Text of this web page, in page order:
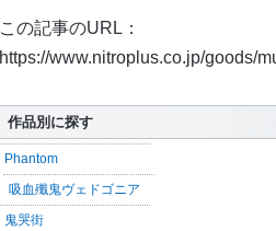
この記事のURL：
https://www.nitroplus.co.jp/goods/
作品別に探す
Phantom
吸血殲鬼ヴェドゴニア
鬼哭街